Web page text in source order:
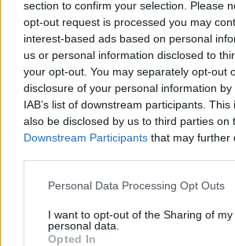
section to confirm your selection. Please
opt-out request is processed you may
interest-based ads based on personal
us or personal information disclosed to
your opt-out. You may separately opt-out
disclosure of your personal information
IAB’s list of downstream participants.
also be disclosed by us to third parties on
Downstream Participants that may further
Personal Data Processing Opt Outs
I want to opt-out of the Sharing of my
personal data.
Opted In
Annak ellenére, hogy listánkban
árnyoldalakat, a húsvéthétfő továbbra
Hogy miért? Mert a közösséghez való
élménye, a gyerekkori emlékek és a
folytonossága mélyebben gyökerezik
kölni okozta bosszúság.
A megoldás nem a hagyomány
annakmodernizálása. Érdemes
határokra: nyugodtan mondjunk
diszkrétebb illatszerek használatára,
bűnnek, ha délután két órakor